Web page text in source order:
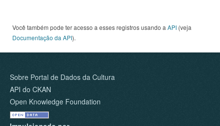
Você também pode ter acesso a esses registros usando a API (veja
Documentação da API).
Sobre Portal de Dados da Cultura
API do CKAN
Open Knowledge Foundation